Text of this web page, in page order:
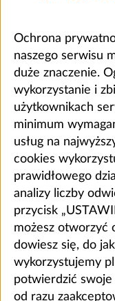
Ochrona
naszego serwisu
duże znaczenie.
wykorzystanie i
użytkownikach
minimum
usług na
cookies
prawidłowego
analizy liczby
przycisk
możesz otworzyć
dowiesz się, do
wykorzystujemy
potwierdzić
od razu